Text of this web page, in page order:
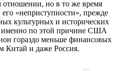
но в то же время
«неприступности», прежде
культурных и исторических
именно по этой причине США
гораздо меньше финансовых
Китай и даже Россия.